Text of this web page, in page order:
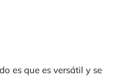
es que es versátil y se